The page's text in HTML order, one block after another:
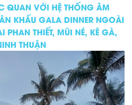
QUAN VỚI HỆ THỐNG ÂM
KHẤU GALA DINNER NGOÀI
PHAN THIẾT, MŨI NÉ, KÊ GÀ,
THUẬN